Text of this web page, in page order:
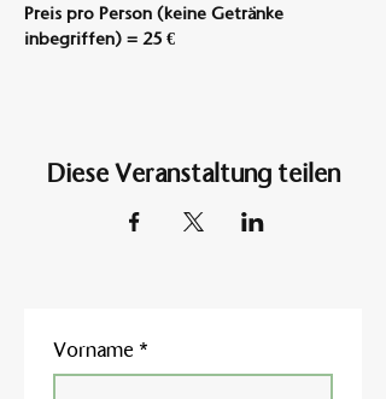
Preis pro Person (keine Getränke
inbegriffen) = 25 €
Diese Veranstaltung teilen
Vorname *